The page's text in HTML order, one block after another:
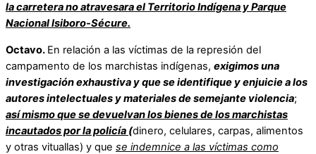
la carretera no atravesara el Territorio Indígena y Parque
Nacional Isiboro-Sécure.
Octavo. En relación a las víctimas de la represión del
campamento de los marchistas indígenas, exigimos una
investigación exhaustiva y que se identifique y enjuicie a los
autores intelectuales y materiales de semejante violencia;
así mismo que se devuelvan los bienes de los marchistas
incautados por la policía (dinero, celulares, carpas, alimentos
y otras vituallas) y que se indemnice a las víctimas como